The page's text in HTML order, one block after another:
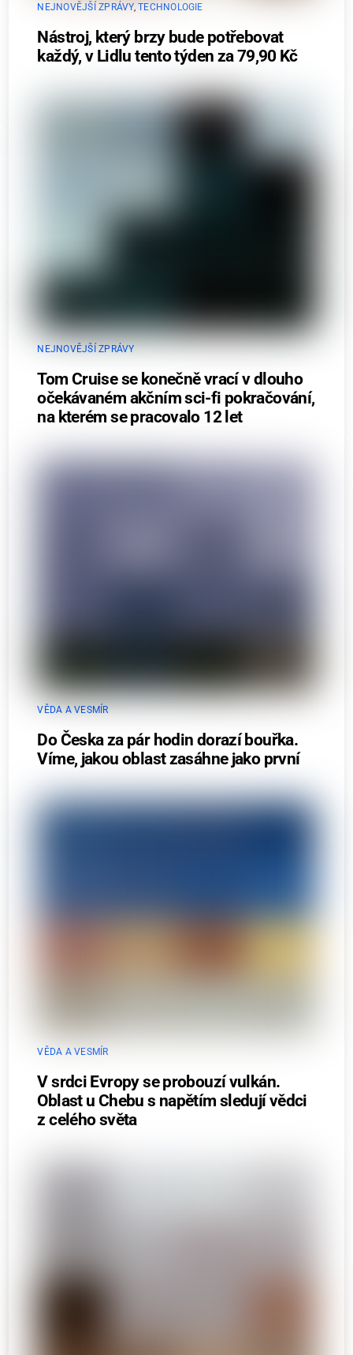
NEJNOVĚJŠÍ ZPRÁVY,TECHNOLOGIE
Nástroj, který brzy bude potřebovat
každý, v Lidlu tento týden za 79,90 Kč
NEJNOVĚJŠÍ ZPRÁVY
Tom Cruise se konečně vrací v dlouho
očekávaném akčním sci-fi pokračování,
na kterém se pracovalo 12 let
VĚDA A VESMÍR
Do Česka za pár hodin dorazí bouřka.
Víme, jakou oblast zasáhne jako první
VĚDA A VESMÍR
V srdci Evropy se probouzí vulkán.
Oblast u Chebu s napětím sledují vědci
z celého světa